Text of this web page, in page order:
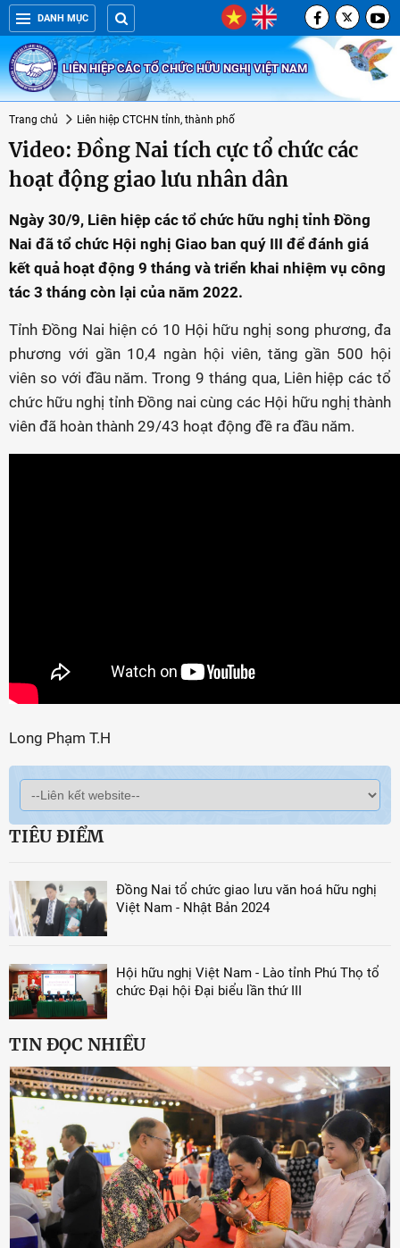
DANH MỤC
LIÊN HIỆP CÁC TỔ CHỨC HỮU NGHỊ VIỆT NAM
Trang chủ Liên hiệp CTCHN tỉnh, thành phố
Video: Đồng Nai tích cực tổ chức các
hoạt động giao lưu nhân dân
Ngày 30/9, Liên hiệp các tổ chức hữu nghị tỉnh Đồng
Nai đã tổ chức Hội nghị Giao ban quý III để đánh giá
kết quả hoạt động 9 tháng và triển khai nhiệm vụ công
tác 3 tháng còn lại của năm 2022.
Tỉnh Đồng Nai hiện có 10 Hội hữu nghị song phương, đa
phương với gần 10,4 ngàn hội viên, tăng gần 500 hội
viên so với đầu năm. Trong 9 tháng qua, Liên hiệp các tổ
chức hữu nghị tỉnh Đồng nai cùng các Hội hữu nghị thành
viên đã hoàn thành 29/43 hoạt động đề ra đầu năm.
Long Phạm T.H
TIÊU ĐIỂM
Đồng Nai tổ chức giao lưu văn hoá hữu nghị
Việt Nam - Nhật Bản 2024
Hội hữu nghị Việt Nam - Lào tỉnh Phú Thọ tổ
chức Đại hội Đại biểu lần thứ III
TIN ĐỌC NHIỀU